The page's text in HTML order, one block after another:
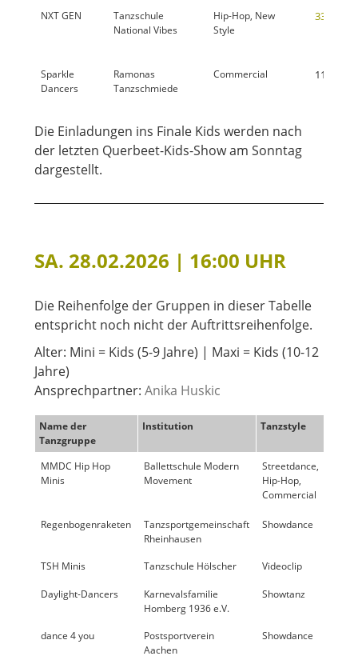
NXT GEN
Tanzschule
National Vibes
Hip-Hop, New
Style
33,7 %
Sparkle
Dancers
Ramonas
Tanzschmiede
Commercial 11,0 %
Die Einladungen ins Finale Kids werden nach
der letzten Querbeet-Kids-Show am Sonntag
dargestellt.
SA. 28.02.2026 | 16:00 UHR
Die Reihenfolge der Gruppen in dieser Tabelle
entspricht noch nicht der Auftrittsreihenfolge.
Alter: Mini = Kids (5-9 Jahre) | Maxi = Kids (10-12
Jahre)
Ansprechpartner: Anika Huskic
Name der
Tanzgruppe
Institution Tanzstyle
MMDC Hip Hop
Minis
Ballettschule Modern
Movement
Streetdance,
Hip-Hop,
Commercial
Regenbogenraketen
Tanzsportgemeinschaft
Rheinhausen
Showdance
TSH Minis Tanzschule Hölscher Videoclip
Daylight-Dancers
Karnevalsfamilie
Homberg 1936 e.V.
Showtanz
dance 4 you
Postsportverein
Aachen
Showdance